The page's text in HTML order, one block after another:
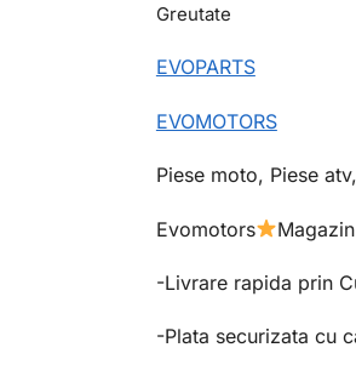
Greutate
EVOPARTS
EVOMOTORS
Piese moto, Piese
Evomotors
-Livrare rapida prin
-Plata securizata cu